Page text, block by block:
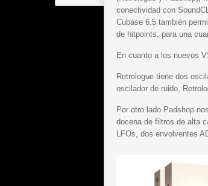
conectividad con
Cubase 6.5 también
de hitpoints, para una
En cuanto a los nuevos
Retrologue tiene dos
oscilador de ruido,
Por otro lado Padshop
docena de filtros de alta
LFOs, dos envolventes